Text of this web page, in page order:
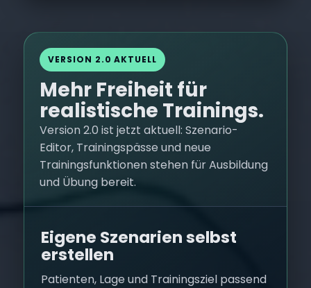
VERSION 2.0 AKTUELL
Mehr Freiheit für
realistische Trainings.
Version 2.0 ist jetzt aktuell: Szenario-
Editor, Trainingspässe und neue
Trainingsfunktionen stehen für Ausbildung
und Übung bereit.
Eigene Szenarien selbst
erstellen
Patienten, Lage und Trainingsziel passend